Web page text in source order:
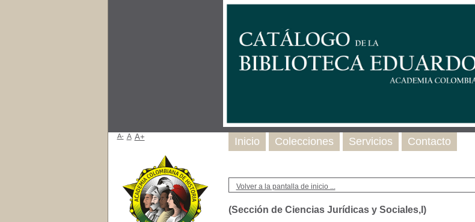
Volver a la pantalla de inicio ...
(Sección de Ciencias Jurídicas y Sociales,I)
Inicio Colecciones Servicios Contacto
A- A A+